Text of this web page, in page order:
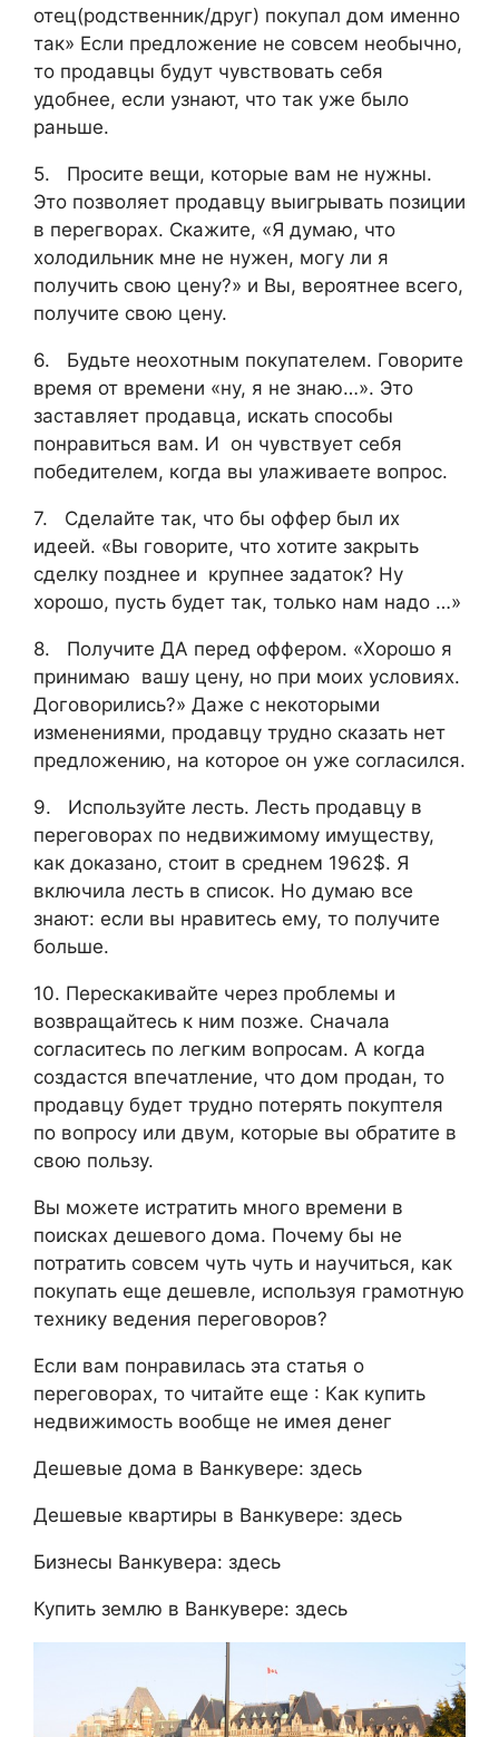
отец(родственник/друг) покупал дом именно
так» Если предложение не совсем необычно,
то продавцы будут чувствовать себя
удобнее, если узнают, что так уже было
раньше.
5. Просите вещи, которые вам не нужны.
Это позволяет продавцу выигрывать позиции
в перегворах. Скажите, «Я думаю, что
холодильник мне не нужен, могу ли я
получить свою цену?» и Вы, вероятнее всего,
получите свою цену.
6. Будьте неохотным покупателем. Говорите
время от времени «ну, я не знаю…». Это
заставляет продавца, искать способы
понравиться вам. И он чувствует себя
победителем, когда вы улаживаете вопрос.
7. Сделайте так, что бы оффер был их
идеей. «Вы говорите, что хотите закрыть
сделку позднее и крупнее задаток? Ну
хорошо, пусть будет так, только нам надо …»
8. Получите ДА перед оффером. «Хорошо я
принимаю вашу цену, но при моих условиях.
Договорились?» Даже с некоторыми
изменениями, продавцу трудно сказать нет
предложению, на которое он уже согласился.
9. Используйте лесть. Лесть продавцу в
переговорах по недвижимому имуществу,
как доказано, стоит в среднем 1962$. Я
включила лесть в список. Но думаю все
знают: если вы нравитесь ему, то получите
больше.
10. Перескакивайте через проблемы и
возвращайтесь к ним позже. Сначала
согласитесь по легким вопросам. А когда
создастся впечатление, что дом продан, то
продавцу будет трудно потерять покуптеля
по вопросу или двум, которые вы обратите в
свою пользу.
Вы можете истратить много времени в
поисках дешевого дома. Почему бы не
потратить совсем чуть чуть и научиться, как
покупать еще дешевле, используя грамотную
технику ведения переговоров?
Если вам понравилась эта статья о
переговорах, то читайте еще : Как купить
недвижимость вообще не имея денег
Дешевые дома в Ванкувере: здесь
Дешевые квартиры в Ванкувере: здесь
Бизнесы Ванкувера: здесь
Купить землю в Ванкувере: здесь